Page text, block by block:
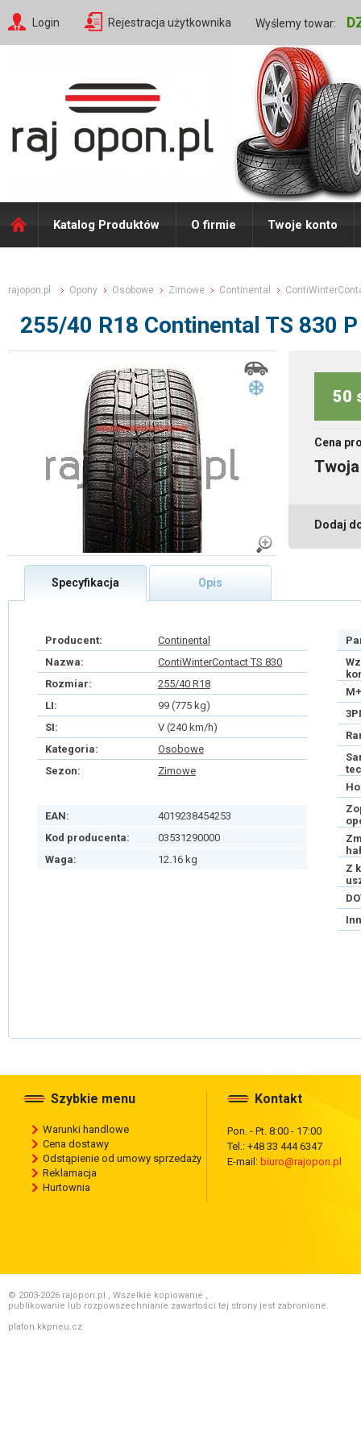
Login Rejestracja użytkownika Wyślemy towar:
Katalog Produktów O firmie Twoje konto
rajopon.pl Opony Osobowe Zimowe Continental
255/40 R18 Continental TS 830
50
Cena
Dodaj
Specyfikacja Opis
Producent:
Continental
Nazwa:
ContiWinterContact TS 830
Rozmiar:
255/40 R18
LI:
99 (775 kg)
SI:
V (240 km/h)
Kategoria:
Osobowe
Sezon:
Zimowe
EAN:
4019238454253
Kod producenta:
03531290000
Waga:
12.16 kg
Z
Szybkie menu
Warunki handlowe
Cena dostawy
Odstąpienie od umowy sprzedaży
Reklamacja
Hurtownia
Kontakt
Pon. - Pt. 8:00 - 17:00
Tel.: +48 33 444 6347
E-mail: biuro@rajopon.pl
© 2003-2026 rajopon.pl , Wszelkie kopiowanie ,
publikowanie lub rozpowszechnianie zawartości tej strony jest zabronione.
platon.kkpneu.cz